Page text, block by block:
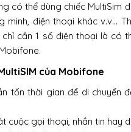
có thể dùng chiếc
minh, điện thoại khác v.v…
chỉ cần 1 số điện thoại là
của Mobifone
tốn thời gian để di chuyển
cuộc gọi thoại, nhắn tin hay